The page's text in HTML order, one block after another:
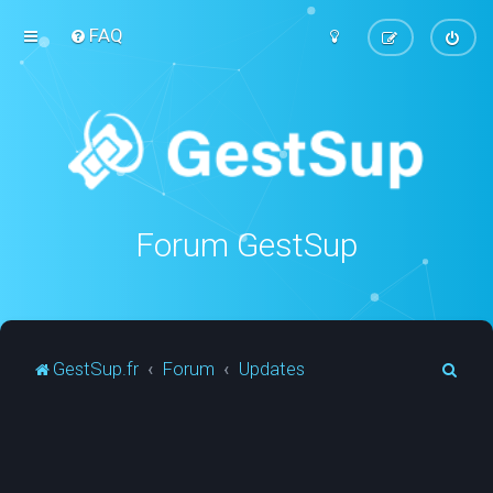
FAQ
Forum GestSup
GestSup.fr Forum Updates